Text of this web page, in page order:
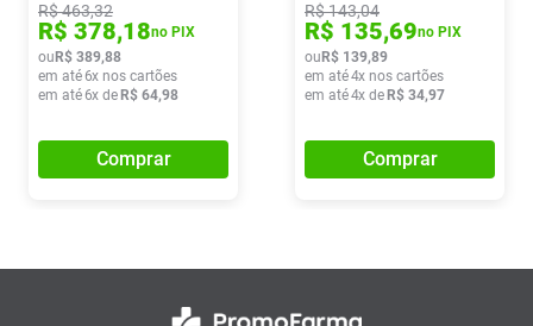
R$463,32
R$ 378,18no PIX
ou R$ 389,88
em até6x nos cartões
em até6x de R$ 64,98
Comprar
R$143,04
R$ 135,69no PIX
ou R$ 139,89
em até4x nos cartões
em até4x de R$ 34,97
Comprar